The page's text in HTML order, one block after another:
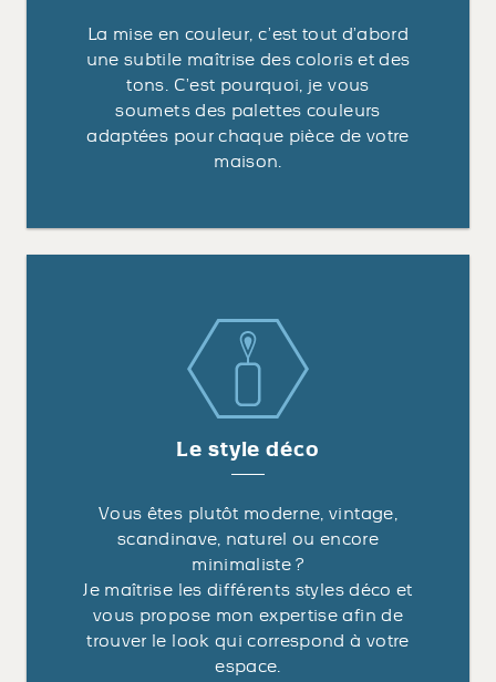
La mise en couleur, c’est tout d’abord
une subtile maîtrise des coloris et des
tons. C’est pourquoi, je vous
soumets des palettes couleurs
adaptées pour chaque pièce de votre
maison.
Le style déco
Vous êtes plutôt moderne, vintage,
scandinave, naturel ou encore
minimaliste ?
Je maîtrise les différents styles déco et
vous propose mon expertise afin de
trouver le look qui correspond à votre
espace.